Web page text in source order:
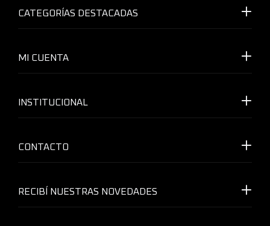
RECIBÍ NUESTRAS NOVEDADES
CATEGORÍAS DESTACADAS
MI CUENTA
INSTITUCIONAL
CONTACTO